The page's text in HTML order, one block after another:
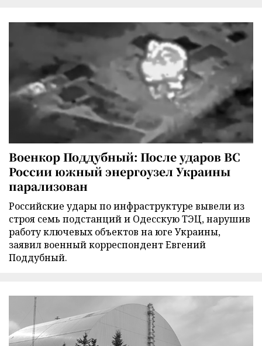
Военкор Поддубный: После ударов ВС
России южный энергоузел Украины
парализован
Российские удары по инфраструктуре вывели из
строя семь подстанций и Одесскую ТЭЦ, нарушив
работу ключевых объектов на юге Украины,
заявил военный корреспондент Евгений
Поддубный.